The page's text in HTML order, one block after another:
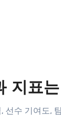
지표
선수 기여도,